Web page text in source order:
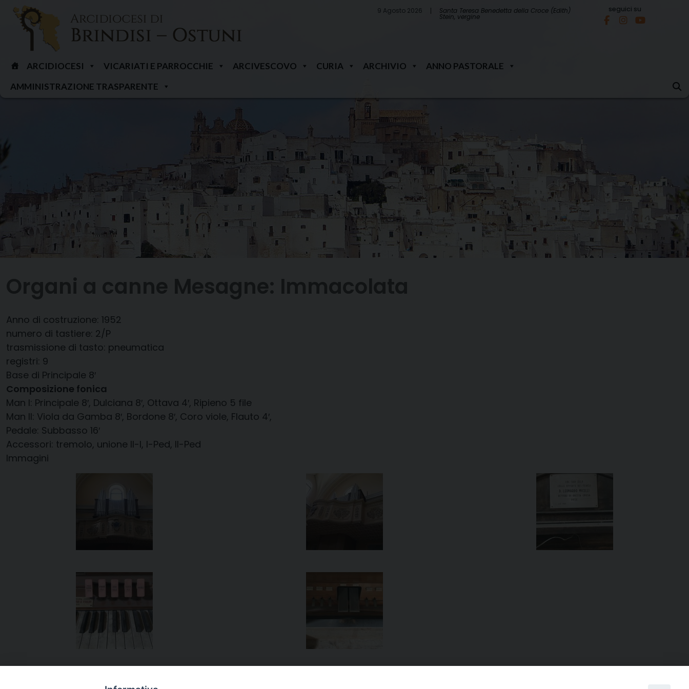
Skip
content
9 Agosto 2026 Santa Teresa Benedetta della Croce (Edith)
Stein, vergine
seguici su
ARCIDIOCESI VICARIATI E PARROCCHIE ARCIVESCOVO CURIA ARCHIVIO
ANNO PASTORALE
AMMINISTRAZIONE TRASPARENTE
Anno di costruzione: 1952
numero di tastiere: 2/P
trasmissione di tasto: pneumatica
registri: 9
Base di Principale 8′
Composizione fonica
Man I: Principale 8′, Dulciana 8′, Ottava 4′, Ripieno 5 file
Man II: Viola da Gamba 8′, Bordone 8′, Coro viole, Flauto 4′,
Pedale: Subbasso 16′
Accessori: tremolo, unione II-I, I-Ped, II-Ped
Immagini